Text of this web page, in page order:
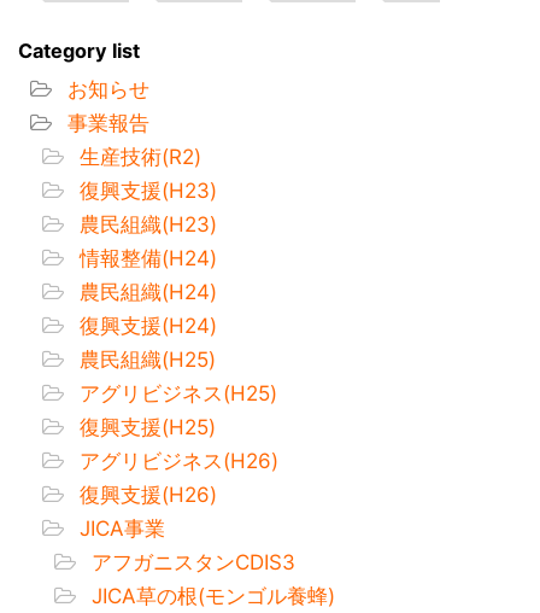
Category list
お知らせ
事業報告
生産技術(R2)
復興支援(H23)
農民組織(H23)
情報整備(H24)
農民組織(H24)
復興支援(H24)
農民組織(H25)
アグリビジネス(H25)
復興支援(H25)
アグリビジネス(H26)
復興支援(H26)
JICA事業
アフガニスタンCDIS3
JICA草の根(モンゴル養蜂)